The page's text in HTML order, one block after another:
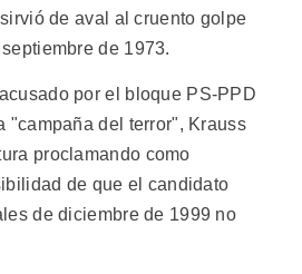
de aval al cruento golpe
de 1973.
por el bloque PS-PPD
"campaña del terror", Krauss
proclamando como
de que el candidato
de diciembre de 1999 no